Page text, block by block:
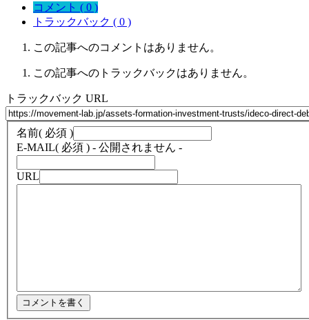
コメント ( 0 )
トラックバック ( 0 )
この記事へのコメントはありません。
この記事へのトラックバックはありません。
トラックバック URL
名前( 必須 )
E-MAIL( 必須 ) - 公開されません -
URL